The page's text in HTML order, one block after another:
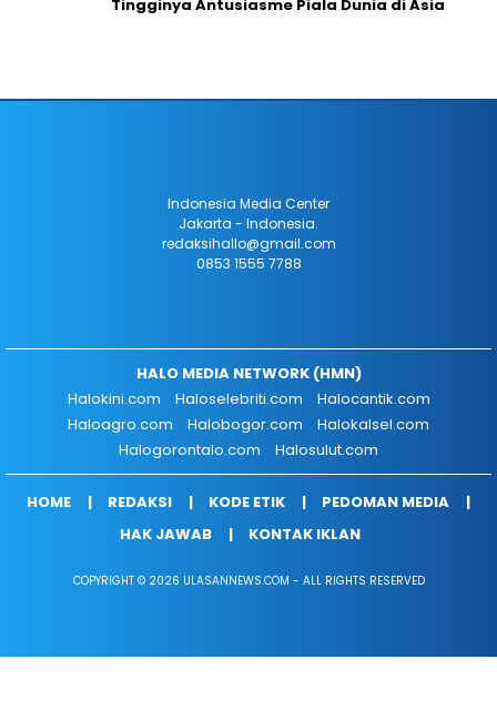
Tingginya Antusiasme Piala Dunia di Asia
Indonesia Media Center
Jakarta - Indonesia.
redaksihallo@gmail.com
0853 1555 7788
HALO MEDIA NETWORK (HMN)
Halokini.com
Haloselebriti.com
Halocantik.com
Haloagro.com
Halobogor.com
Halokalsel.com
Halogorontalo.com
Halosulut.com
HOME REDAKSI KODE ETIK
PEDOMAN MEDIA
HAK JAWAB
KONTAK IKLAN
COPYRIGHT © 2026 ULASANNEWS.COM - ALL RIGHTS RESERVED